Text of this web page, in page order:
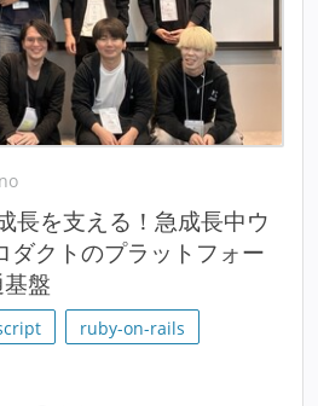
長を支える！急成長中ウ
ダクトのプラットフォー
盤
ruby-on-rails